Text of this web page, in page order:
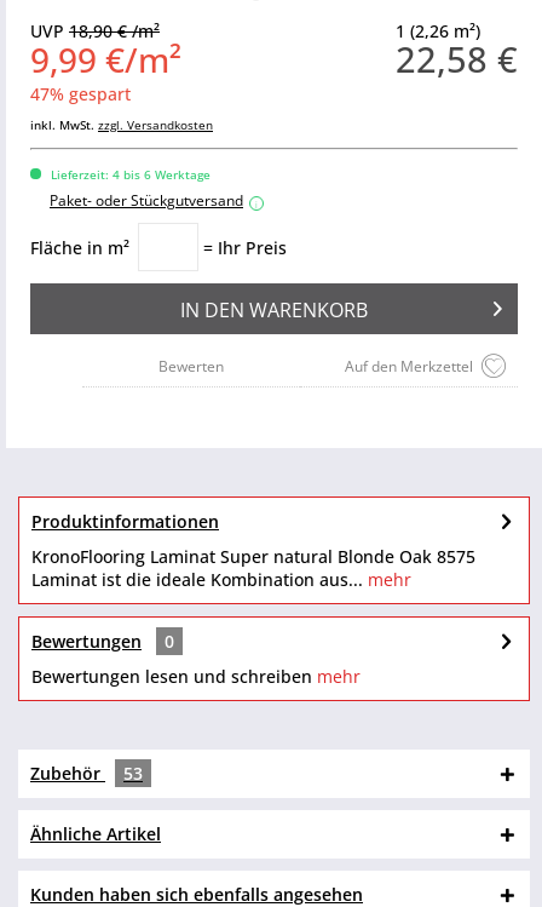
1 (2,26 m²)
22,58 €
UVP 18,90 € /m²
9,99 €/m²
47% gespart
inkl. MwSt. zzgl. Versandkosten
Lieferzeit: 4 bis 6 Werktage
Paket- oder Stückgutversand i
Fläche in m² = Ihr Preis
IN DEN WARENKORB
Auf den Merkzettel
Bewerten
Produktinformationen
KronoFlooring Laminat Super natural Blonde Oak 8575
Laminat ist die ideale Kombination aus... mehr
Bewertungen
0
Bewertungen lesen und schreiben mehr
Zubehör 53
Ähnliche Artikel
Kunden haben sich ebenfalls angesehen